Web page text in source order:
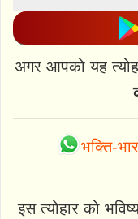
अगर आपको यह
भक्ति-
इस त्योहार को